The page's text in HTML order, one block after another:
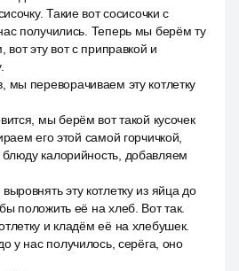
Такие вот сосисочки с
получились. Теперь мы берём ту
вот эту вот с приправкой и
мы переворачиваем эту котлетку
мы берём вот такой кусочек
его этой самой горчичкой,
калорийность, добавляем
эту котлетку из яйца до
положить её на хлеб. Вот так.
и кладём её на хлебушек.
у нас получилось, серёга, оно